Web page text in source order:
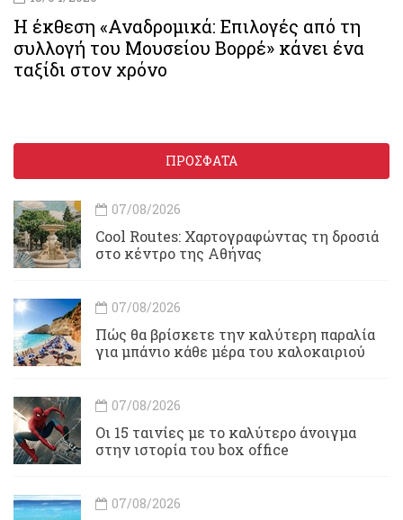
Η έκθεση «Αναδρομικά: Επιλογές από τη
συλλογή του Μουσείου Βορρέ» κάνει ένα
ταξίδι στον χρόνο
ΠΡΟΣΦΑΤΑ
07/08/2026
Cool Routes: Χαρτογραφώντας τη δροσιά
στο κέντρο της Αθήνας
07/08/2026
Πώς θα βρίσκετε την καλύτερη παραλία
για μπάνιο κάθε μέρα του καλοκαιριού
07/08/2026
Οι 15 ταινίες με το καλύτερο άνοιγμα
στην ιστορία του box office
07/08/2026